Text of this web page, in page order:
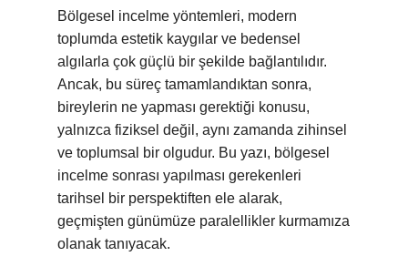
Bölgesel incelme yöntemleri, modern
toplumda estetik kaygılar ve bedensel
algılarla çok güçlü bir şekilde bağlantılıdır.
Ancak, bu süreç tamamlandıktan sonra,
bireylerin ne yapması gerektiği konusu,
yalnızca fiziksel değil, aynı zamanda zihinsel
ve toplumsal bir olgudur. Bu yazı, bölgesel
incelme sonrası yapılması gerekenleri
tarihsel bir perspektiften ele alarak,
geçmişten günümüze paralellikler kurmamıza
olanak tanıyacak.